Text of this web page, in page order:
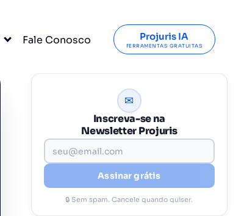
Fale Conosco Projuris IA
FERRAMENTAS GRATUITAS
✉
Inscreva-se na
Newsletter Projuris
Assinar grátis
🔒 Sem spam. Cancele quando quiser.